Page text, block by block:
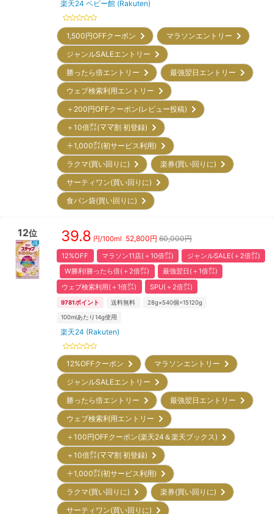
楽天24 ベビー館 (Rakuten)
1,500円OFFクーポン
マラソンエントリー
ジャンルSALEエントリー
勝ったら倍エントリー
最強翌日エントリー
ウェブ検索利用エントリー
＋200円OFFクーポン(レビュー投稿)
＋10倍㌽(ママ割 初登録)
＋1,000㌽(初サービス利用)
ラクマ(買い回りに)
楽券(買い回りに)
サーティワン(買い回りに)
食パン袋(買い回りに)
12位 39.8 円/100ml 52,800円 60,000円
12%OFF マラソン11店(＋10倍㌽)
ジャンルSALE(＋2倍㌽)
W勝利!勝ったら倍(＋2倍㌽)
最強翌日(＋1倍㌽)
ウェブ検索利用(＋1倍㌽)
SPU(＋2倍㌽)
9781ポイント 送料無料 28g×540個=15120g
100mlあたり14g使用
楽天24 (Rakuten)
12%OFFクーポン
マラソンエントリー
ジャンルSALEエントリー
勝ったら倍エントリー
最強翌日エントリー
ウェブ検索利用エントリー
＋100円OFFクーポン(楽天24＆楽天ブックス)
＋10倍㌽(ママ割 初登録)
＋1,000㌽(初サービス利用)
ラクマ(買い回りに)
楽券(買い回りに)
サーティワン(買い回りに)